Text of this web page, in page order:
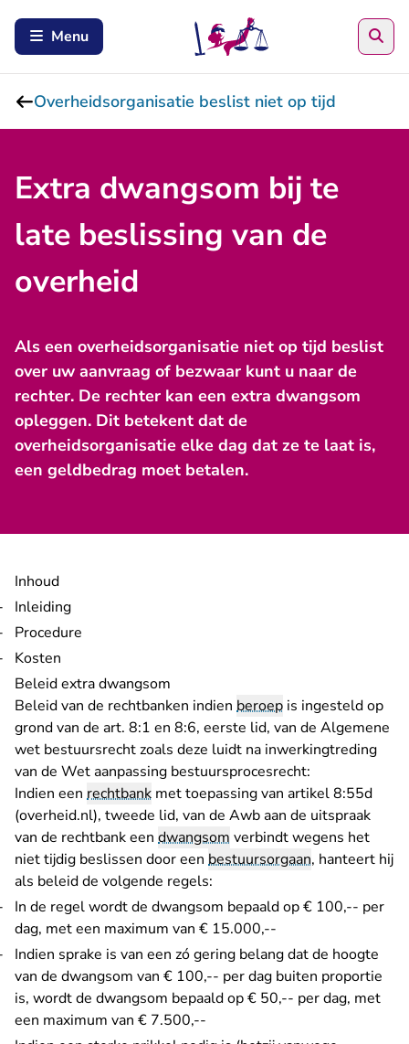
Menu
Overheidsorganisatie beslist niet op tijd
Extra dwangsom bij te
late beslissing van de
overheid
Als een overheidsorganisatie niet op tijd beslist
over uw aanvraag of bezwaar kunt u naar de
rechter. De rechter kan een extra dwangsom
opleggen. Dit betekent dat de
overheidsorganisatie elke dag dat ze te laat is,
een geldbedrag moet betalen.
Inhoud
Inleiding
Procedure
Kosten
Beleid extra dwangsom
Beleid van de rechtbanken indien beroep is ingesteld op
grond van de art. 8:1 en 8:6, eerste lid, van de Algemene
wet bestuursrecht zoals deze luidt na inwerkingtreding
van de Wet aanpassing bestuursprocesrecht:
Indien een rechtbank met toepassing van artikel 8:55d
(overheid.nl)- U verlaat Rechtspraak.nl
, tweede lid, van de Awb aan de uitspraak
van de rechtbank een dwangsom verbindt wegens het
niet tijdig beslissen door een bestuursorgaan, hanteert hij
als beleid de volgende regels:
In de regel wordt de dwangsom bepaald op € 100,-- per
dag, met een maximum van € 15.000,--
Indien sprake is van een zó gering belang dat de hoogte
van de dwangsom van € 100,-- per dag buiten proportie
is, wordt de dwangsom bepaald op € 50,-- per dag, met
een maximum van € 7.500,--